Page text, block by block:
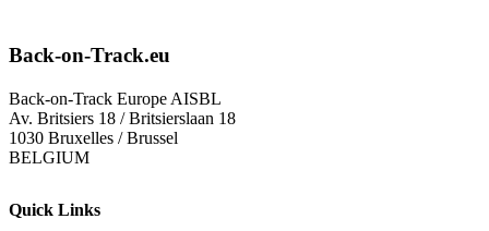
Back-on-Track.eu
Back-on-Track Europe AISBL
Av. Britsiers 18 / Britsierslaan 18
1030 Bruxelles / Brussel
BELGIUM
Quick Links